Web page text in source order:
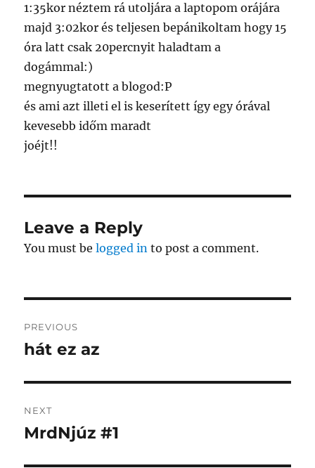
1:35kor néztem rá utoljára a laptopom orájára
majd 3:02kor és teljesen bepánikoltam hogy 15
óra latt csak 20percnyit haladtam a
dogámmal:)
megnyugtatott a blogod:P
és ami azt illeti el is keserített így egy órával
kevesebb időm maradt
joéjt!!
Leave a Reply
You must belogged in to post a comment.
navigation
PREVIOUS
Previous
hát ez az
NEXT
Next
MrdNjúz #1